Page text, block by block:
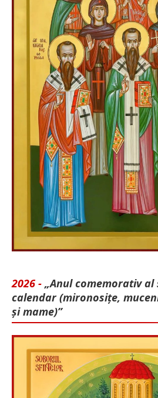
2026 - „Anul comemorativ
calendar (mironosițe,
și mame)”